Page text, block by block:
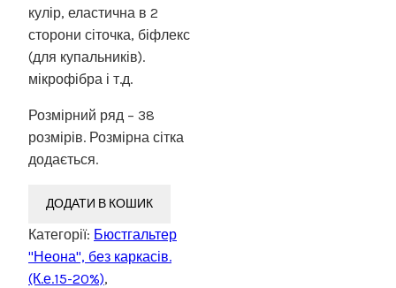
кулір, еластична в 2
сторони сіточка, біфлекс
(для купальників).
мікрофібра і т.д.
Розмірний ряд – 38
розмірів. Розмірна сітка
додається.
ДОДАТИ В КОШИК
Категорії: Бюстгальтер
"Неона", без каркасів.
(К.е.15-20%),